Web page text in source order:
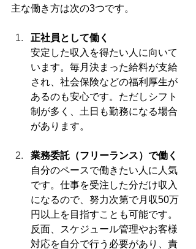
主な働き方は次の3つです。
正社員として働く
安定した収入を得たい人に向いて
います。毎月決まった給料が支給
され、社会保険などの福利厚生が
あるのも安心です。ただしシフト
制が多く、土日も勤務になる場合
があります。
業務委託（フリーランス）で働く
自分のペースで働きたい人に人気
です。仕事を受注した分だけ収入
になるので、努力次第で月収50万
円以上を目指すことも可能です。
反面、スケジュール管理やお客様
対応を自分で行う必要があり、責